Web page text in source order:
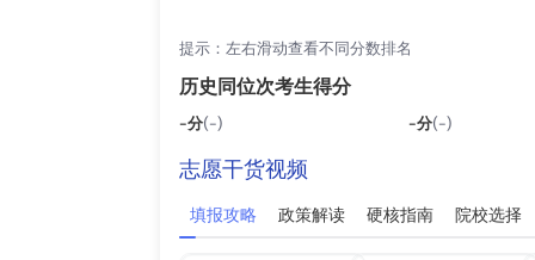
提示：左右滑动查看不同分数排名
历史同位次考生得分
-分(-) -分(-)
志愿干货视频
填报攻略 政策解读 硬核指南 院校选择